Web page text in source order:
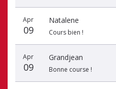
Apr
09
Natalene
Cours bien !
Apr
09
Grandjean
Bonne course !